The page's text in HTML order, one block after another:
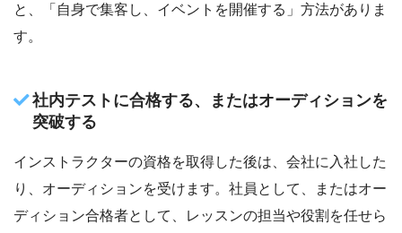
と、「自身で集客し、イベントを開催する」方法がありま
す。
社内テストに合格する、またはオーディションを
突破する
インストラクターの資格を取得した後は、会社に入社した
り、オーディションを受けます。社員として、またはオー
ディション合格者として、レッスンの担当や役割を任せら